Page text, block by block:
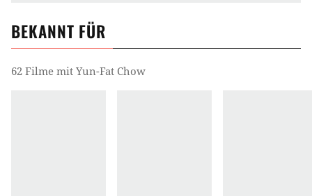
BEKANNT FÜR
62 Filme mit Yun-Fat Chow